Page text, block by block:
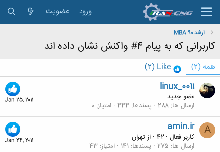
ورود عضویت
ارشد 90 MBA
کاربرانی که به پیام 4# واکنش نشان داده اند
همه (2)
Like
(2)
Jan 25, 2011
linux_0011
عضو جدید
ارسال ها 288 پسندها 444 امتیاز 0
A
Jan 24, 2011
amin.ir
کاربر فعال ·
· ازتهران
ارسال ها 275 پسندها 141 امتیاز 43